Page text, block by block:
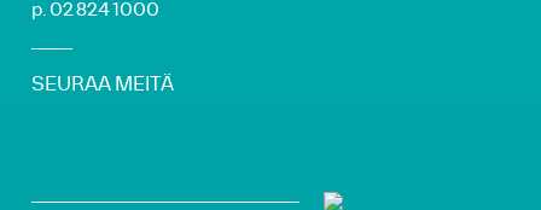
p. 02 824 1000
SEURAA MEITÄ